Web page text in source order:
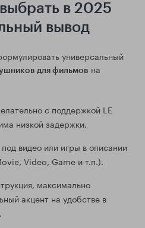
в 2025
вывод
универсальный
для фильмов на
с поддержкой LE
низкой задержки.
видео или игры в описании
Video, Game и т.п.).
максимально
акцент на удобстве в